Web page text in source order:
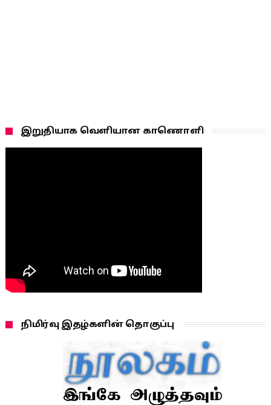
இறுதியாக வெளியான காணொளி
நிமிர்வு இதழ்களின் தொகுப்பு